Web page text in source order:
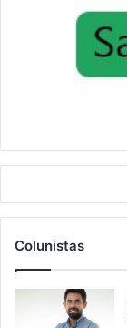
Colunistas